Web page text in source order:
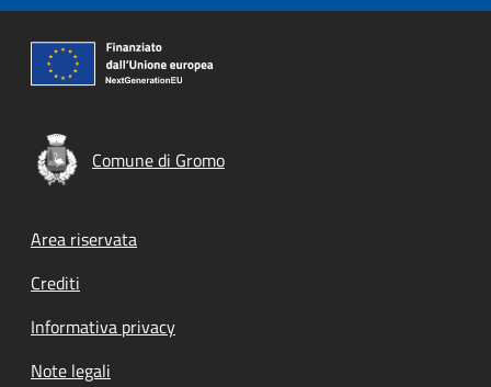
Comune di Gromo
Footer menu
Area riservata
Crediti
Informativa privacy
Note legali